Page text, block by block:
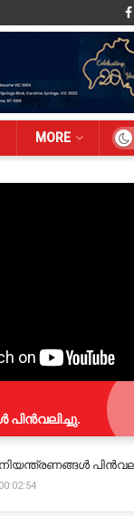
MORE
നിയന്ത്രണങ്ങള്‍
00:02:54